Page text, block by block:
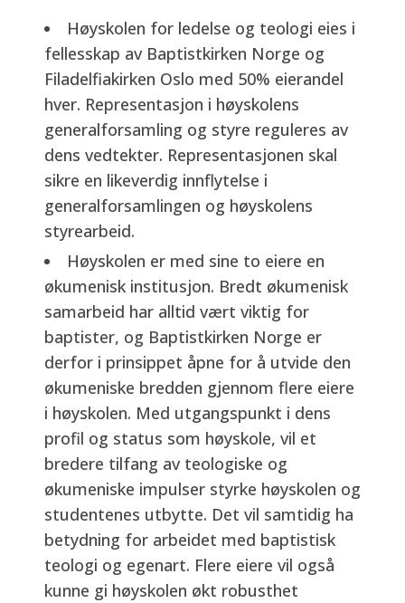
Høyskolen for ledelse og teologi eies i
fellesskap av Baptistkirken Norge og
Filadelfiakirken Oslo med 50% eierandel
hver. Representasjon i høyskolens
generalforsamling og styre reguleres av
dens vedtekter. Representasjonen skal
sikre en likeverdig innflytelse i
generalforsamlingen og høyskolens
styrearbeid.
Høyskolen er med sine to eiere en
økumenisk institusjon. Bredt økumenisk
samarbeid har alltid vært viktig for
baptister, og Baptistkirken Norge er
derfor i prinsippet åpne for å utvide den
økumeniske bredden gjennom flere eiere
i høyskolen. Med utgangspunkt i dens
profil og status som høyskole, vil et
bredere tilfang av teologiske og
økumeniske impulser styrke høyskolen og
studentenes utbytte. Det vil samtidig ha
betydning for arbeidet med baptistisk
teologi og egenart. Flere eiere vil også
kunne gi høyskolen økt robusthet